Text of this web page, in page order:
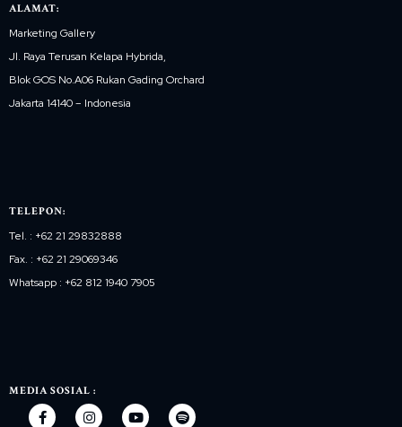
ALAMAT:
Marketing Gallery
Jl. Raya Terusan Kelapa Hybrida,
Blok GOS No.A06 Rukan Gading Orchard
Jakarta 14140 – Indonesia
TELEPON:
Tel. : +62 21 29832888
Fax. : +62 21 29069346
Whatsapp : +62 812 1940 7905
MEDIA SOSIAL :